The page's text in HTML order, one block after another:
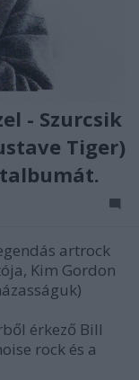
- Szurcsik
Tiger)
artrock
Kim Gordon
érkező Bill
rock és a